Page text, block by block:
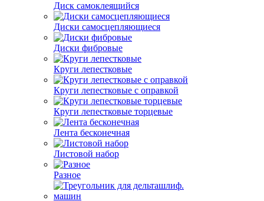
Диск самоклеящийся
Диски самосцепляющиеся
Диски фибровые
Круги лепестковые
Круги лепестковые с оправкой
Круги лепестковые торцевые
Лента бесконечная
Листовой набор
Разное